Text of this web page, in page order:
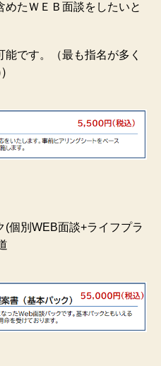
たＷＥＢ面談をしたいと
です。（最も指名が多く
）
(個別WEB面談+ライフプラ